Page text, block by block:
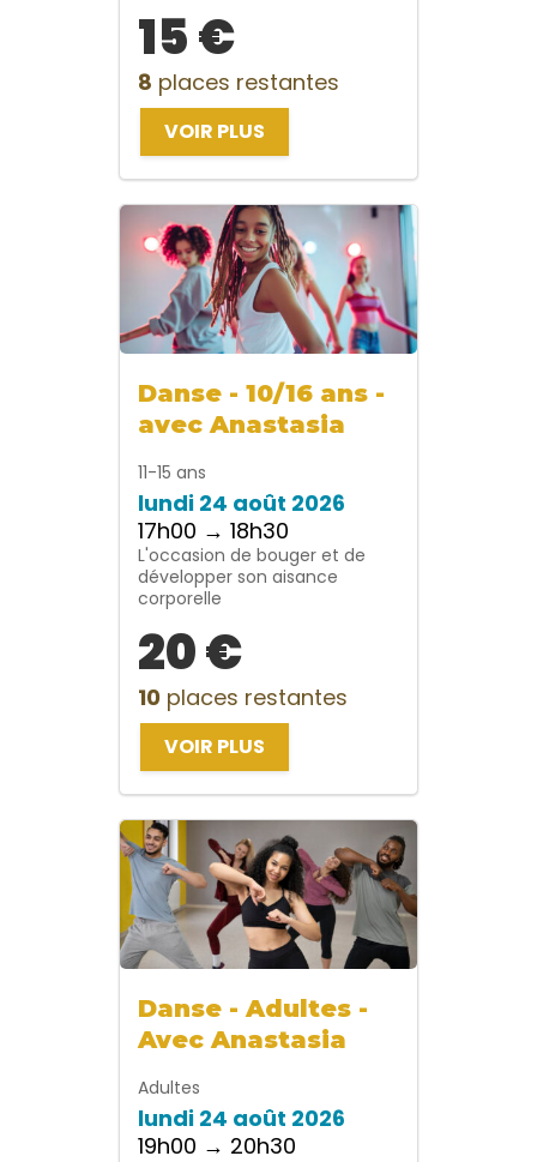
15 €
8 places restantes
VOIR PLUS
Danse - 10/16 ans -
avec Anastasia
11-15 ans
lundi 24 août 2026
17h00 → 18h30
L'occasion de bouger et de
développer son aisance
corporelle
20 €
10 places restantes
VOIR PLUS
Danse - Adultes -
Avec Anastasia
Adultes
lundi 24 août 2026
19h00 → 20h30